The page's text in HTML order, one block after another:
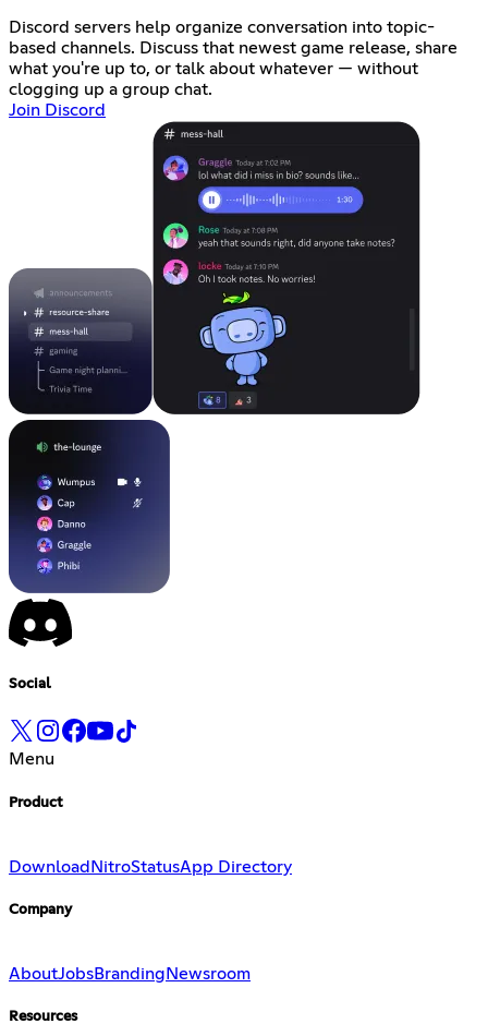
Discord servers help organize conversation into topic-
based channels. Discuss that newest game release, share
what you're up to, or talk about whatever — without
clogging up a group chat.
Join Discord
Social
Menu
Product
Download NitroStatusApp Directory
Company
AboutJobsBranding Newsroom
Resources